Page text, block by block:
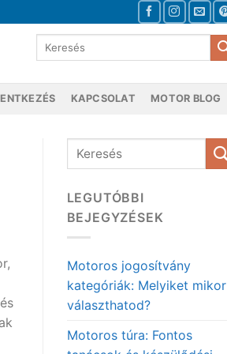
KAPCSOLAT MOTOR BLOG
LEGUTÓBBI
BEJEGYZÉSEK
Motoros jogosítvány
kategóriák: Melyiket mikor
választhatod?
Motoros túra: Fontos